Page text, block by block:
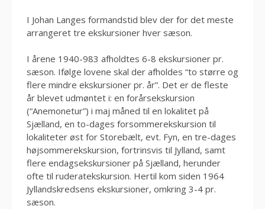
I Johan Langes formandstid blev der for det meste
arrangeret tre ekskursioner hver sæson.
I årene 1940-983 afholdtes 6-8 ekskursioner pr.
sæson. Ifølge lovene skal der afholdes “to større og
flere mindre ekskursioner pr. år”. Det er de fleste
år blevet udmøntet i: en forårsekskursion
(“Anemonetur”) i maj måned til en lokalitet på
Sjælland, en to-dages forsommerekskursion til
lokaliteter øst for Storebælt, evt. Fyn, en tre-dages
højsommerekskursion, fortrinsvis til Jylland, samt
flere endagsekskursioner på Sjælland, herunder
ofte til ruderatekskursion. Hertil kom siden 1964
Jyllandskredsens ekskursioner, omkring 3-4 pr.
sæson.